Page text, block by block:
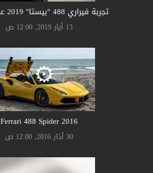
تجربة فيراري 488 "بيستا" 2019 على الحلبة
13 أيار 2019, 12:00 ص
Ferrari 488 Spider 2016
30 آذار 2016, 12:00 ص